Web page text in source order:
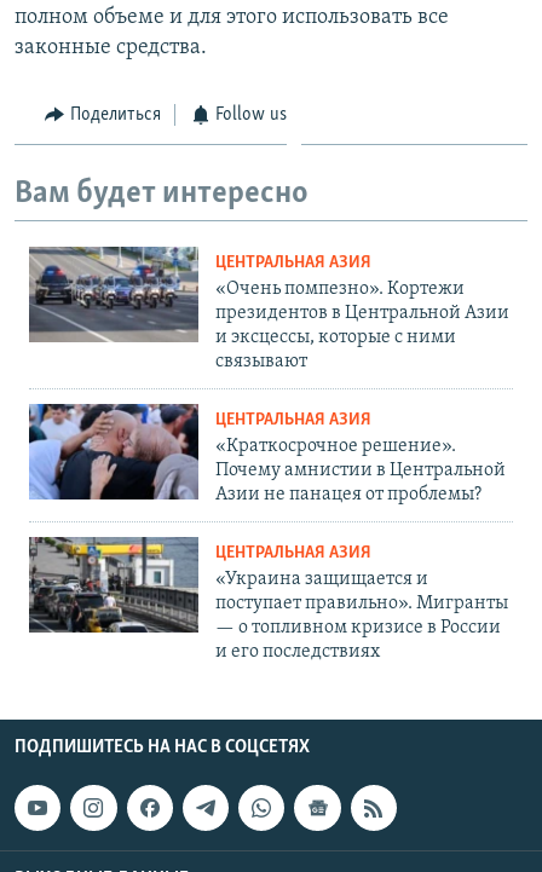
полном объеме и для этого использовать все
законные средства.
Поделиться Follow us
Вам будет интересно
ЦЕНТРАЛЬНАЯ АЗИЯ
«Очень помпезно». Кортежи
президентов в Центральной Азии
и эксцессы, которые с ними
связывают
ЦЕНТРАЛЬНАЯ АЗИЯ
«Краткосрочное решение».
Почему амнистии в Центральной
Азии не панацея от проблемы?
ЦЕНТРАЛЬНАЯ АЗИЯ
«Украина защищается и
поступает правильно». Мигранты
— о топливном кризисе в России
и его последствиях
ПОДПИШИТЕСЬ НА НАС В СОЦСЕТЯХ